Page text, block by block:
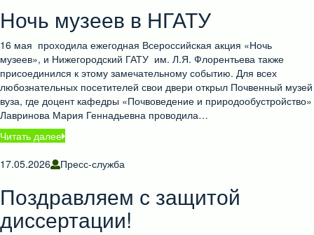
Ночь музеев в НГАТУ
16 мая проходила ежегодная Всероссийская акция «Ночь
музеев», и Нижегородский ГАТУ им. Л.Я. Флорентьева также
присоединился к этому замечательному событию. Для всех
любознательных посетителей свои двери открыл Почвенный музей
вуза, где доцент кафедры «Почвоведение и природообустройство»
Лавринова Мария Геннадьевна проводила…
Читать далее
17.05.2026
Пресс-служба
Поздравляем с защитой
диссертации!